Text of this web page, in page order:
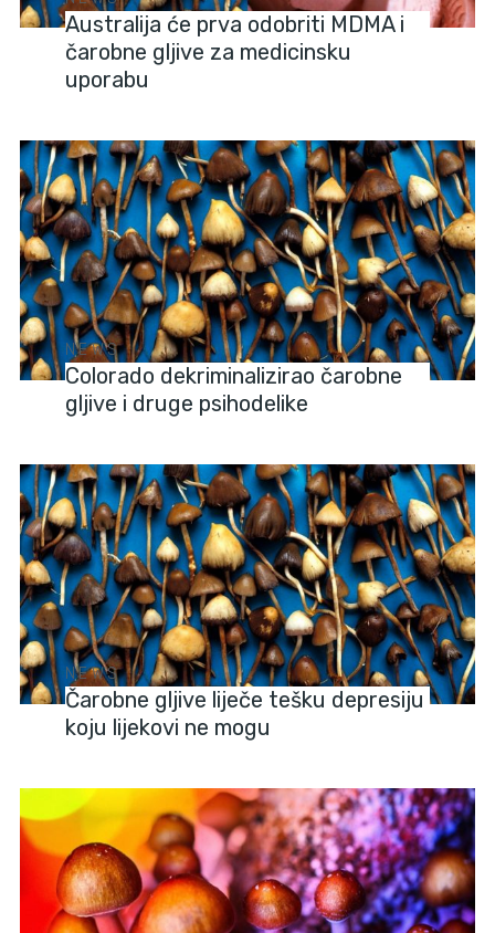
Australija će prva odobriti MDMA i
čarobne gljive za medicinsku
uporabu
NEWS
Colorado dekriminalizirao čarobne
gljive i druge psihodelike
NEWS
Čarobne gljive liječe tešku depresiju
koju lijekovi ne mogu